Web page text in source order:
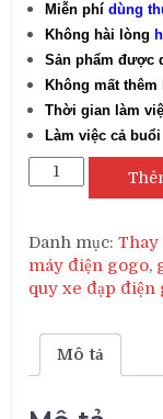
Miễn phídùng
Không hài lòng
Sản phẩm được
Không mất
Thời gian làm
Làm việc cả
Thay
ắc
xe
máy
điện
lượng
Danh mục:Thay
máy điện gogo,
quy xe đạp điện
Mô tả